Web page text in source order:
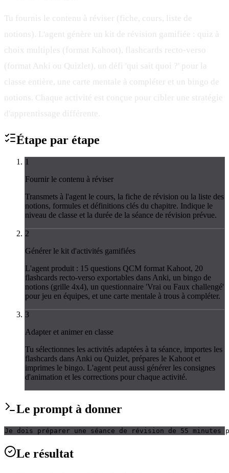
Tu fournis le contenu à réviser (fiche, cours, liste de
notions). L'agent génère un kit de révision gamifiée : quiz à
choix multiples (format Kahoot), flashcards recto-verso
(format Anki ou Quizlet), un défi 'qui sait quoi ?' pour la
classe entière, une carte mentale à compléter et un bingo de
notions. Chaque activité est conçue pour cibler une stratégie
d'apprentissage différente.
Étape par étape
1
Fournir le contenu à réviser
Transmets à l'agent le cours, la fiche de révision ou la liste des
notions, formules et définitions clés du chapitre. Indique le
niveau de classe et la durée de la séance de révision prévue.
2
Générer le kit d'activités gamifiées
L'agent produit : 15 questions QCM format Kahoot, 20
flashcards recto-verso exportables dans Anki, un bingo de
notions (grille 4x4), un questionnaire 'Vrai ou Faux challengé'
pour jeu en équipes, et une carte mentale à trous à compléter.
3
Adapter et animer en classe
Tu sélectionnes les activités adaptées à ta séance, importes les
flashcards dans Anki ou Quizlet, prépares le Kahoot et
imprimes le bingo. L'agent peut aussi générer les consignes
d'animation et les corrections pour chaque activité.
Le prompt à donner
Je dois préparer une séance de révision de 55
Le résultat